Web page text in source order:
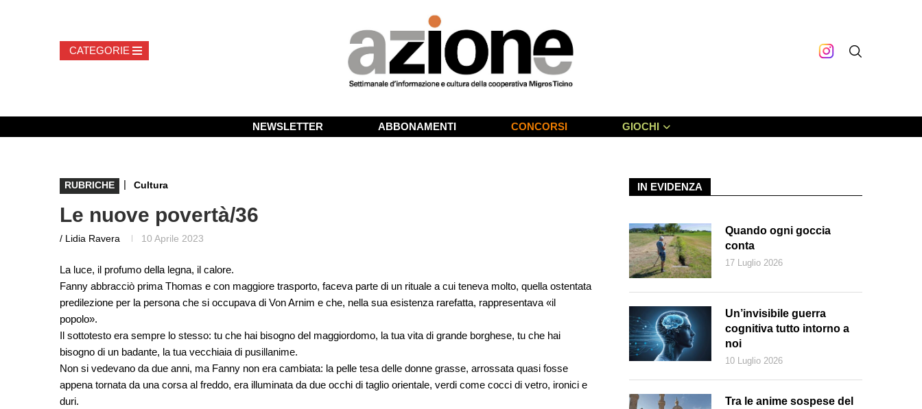
NEWSLETTER ABBONAMENTI CONCORSI GIOCHI
RUBRICHE | Cultura
Le nuove povertà/36
/ Lidia Ravera 10 Aprile 2023
La luce, il profumo della legna, il calore.
Fanny abbracciò prima Thomas e con maggiore trasporto, faceva parte di un rituale a cui teneva molto, quella ostentata
predilezione per la persona che si occupava di Von Arnim e che, nella sua esistenza rarefatta, rappresentava «il
popolo».
Il sottotesto era sempre lo stesso: tu che hai bisogno del maggiordomo, la tua vita di grande borghese, tu che hai
bisogno di un badante, la tua vecchiaia di pusillanime.
Non si vedevano da due anni, ma Fanny non era cambiata: la pelle tesa delle donne grasse, arrossata quasi fosse
appena tornata da una corsa al freddo, era illuminata da due occhi di taglio orientale, verdi come cocci di vetro, ironici e
duri.
IN EVIDENZA
Quando ogni goccia
conta
17 Luglio 2026
Un’invisibile guerra
cognitiva tutto intorno a
noi
10 Luglio 2026
Tra le anime sospese del